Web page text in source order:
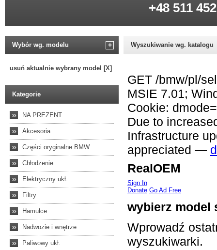
+48 511
Wybór wg. modelu +
usuń aktualnie wybrany model [X]
Kategorie
» NA PREZENT
» Akcesoria
» Części oryginalne BMW
» Chłodzenie
» Elektryczny ukł.
» Filtry
» Hamulce
» Nadwozie i wnętrze
» Paliwowy ukł.
Wyszukiwanie wg. katalogu